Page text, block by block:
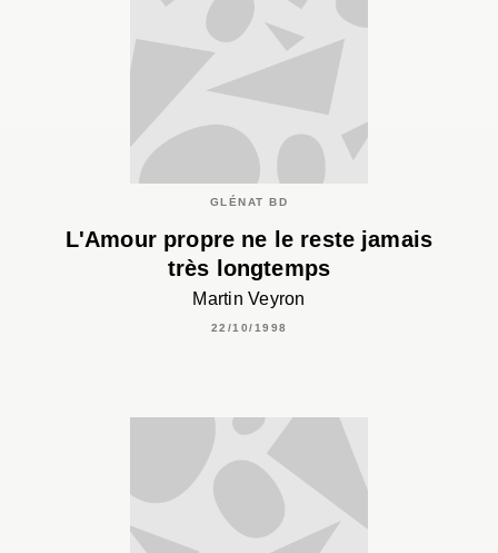
GLÉNAT BD
L'Amour propre ne le reste jamais
très longtemps
Martin Veyron
22/10/1998